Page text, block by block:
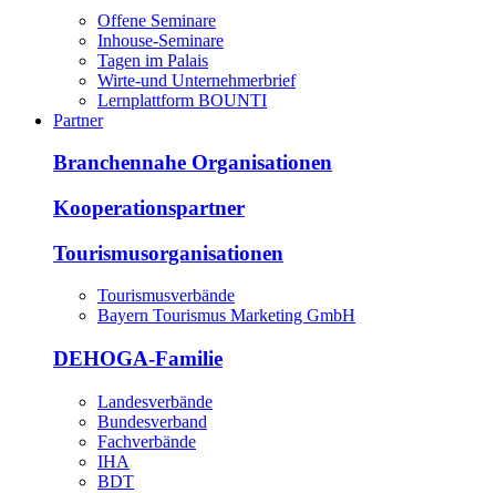
Offene Seminare
Inhouse-Seminare
Tagen im Palais
Wirte-und Unternehmerbrief
Lernplattform BOUNTI
Partner
Branchennahe Organisationen
Kooperationspartner
Tourismusorganisationen
Tourismusverbände
Bayern Tourismus Marketing GmbH
DEHOGA-Familie
Landesverbände
Bundesverband
Fachverbände
IHA
BDT